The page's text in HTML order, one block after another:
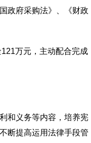
政府采购法》、《财政
万元，主动配合完成
和义务等内容，培养宪
断提高运用法律手段管